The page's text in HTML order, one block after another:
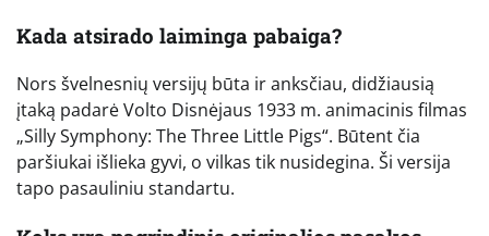
Kada atsirado laiminga pabaiga?
Nors švelnesnių versijų būta ir anksčiau, didžiausią
įtaką padarė Volto Disnėjaus 1933 m. animacinis filmas
„Silly Symphony: The Three Little Pigs“. Būtent čia
paršiukai išlieka gyvi, o vilkas tik nusidegina. Ši versija
tapo pasauliniu standartu.